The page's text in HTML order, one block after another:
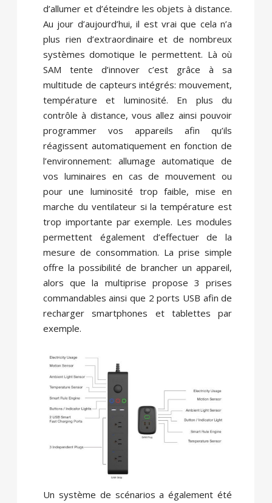
d’allumer et d’éteindre les objets à distance.
Au jour d’aujourd’hui, il est vrai que cela n’a
plus rien d’extraordinaire et de nombreux
systèmes domotique le permettent. Là où
SAM tente d’innover c’est grâce à sa
multitude de capteurs intégrés: mouvement,
température et luminosité. En plus du
contrôle à distance, vous allez ainsi pouvoir
programmer vos appareils afin qu’ils
réagissent automatiquement en fonction de
l’environnement: allumage automatique de
vos luminaires en cas de mouvement ou
pour une luminosité trop faible, mise en
marche du ventilateur si la température est
trop importante par exemple. Les modules
permettent également d’effectuer de la
mesure de consommation. La prise simple
offre la possibilité de brancher un appareil,
alors que la multiprise propose 3 prises
commandables ainsi que 2 ports USB afin de
recharger smartphones et tablettes par
exemple.
Un système de scénarios a également été